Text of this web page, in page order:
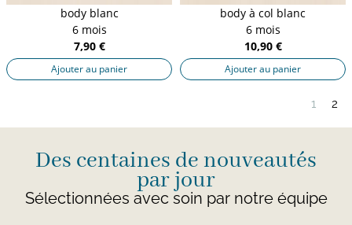
body blanc
6 mois
7,90 €
Ajouter au panier
body à col blanc
6 mois
10,90 €
Ajouter au panier
1 2
Des centaines de nouveautés
par jour
Sélectionnées avec soin par notre équipe